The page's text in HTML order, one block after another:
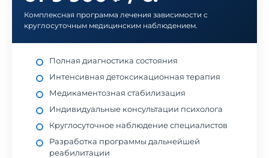
Комплексная программа лечения зависимости с
круглосуточным медицинским наблюдением.
Полная диагностика состояния
Интенсивная детоксикационная терапия
Медикаментозная стабилизация
Индивидуальные консультации психолога
Круглосуточное наблюдение специалистов
Разработка программы дальнейшей
реабилитации